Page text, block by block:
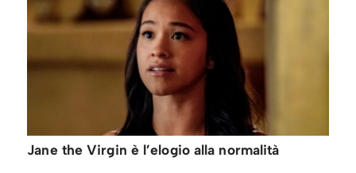
Jane the Virgin è l’elogio alla normalità